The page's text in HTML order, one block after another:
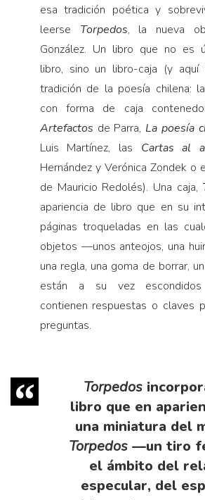
esa tradición poética y
leerse Torpedos, la nueva
González. Un libro que no es
libro, sino un libro-caja (y aquí
tradición de la poesía chilena:
con forma de caja
Artefactos de Parra, La poesía
Luis Martínez, las Cartas al
Hernández y Verónica Zondek o
de Mauricio Redolés). Una caja,
apariencia de libro que en su
páginas troqueladas en las
objetos ­—unos anteojos, una
una regla, una goma de borrar,
están a su vez
contienen respuestas o claves
preguntas.
Torpedos
libro que en
una miniatura del
Torpedos—un tiro
el ámbito del
especular, del